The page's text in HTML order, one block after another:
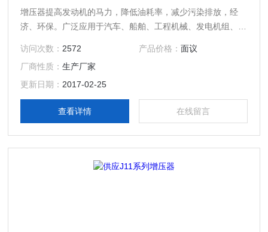
增压器提高发动机的马力，降低油耗率，减少污染排放，经
济、环保。广泛应用于汽车、船舶、工程机械、发电机组、农
访问次数： 2572 产品价格： 面议
厂商性质：生产厂家
更新日期： 2017-02-25
查看详情 在线留言